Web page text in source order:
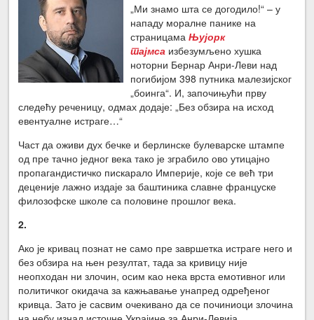
„Ми знамо шта се догодило!“ – у
нападу моралне панике на
страницамаЊујорк
тајмса избезумљено хушка
ноторни Бернар Анри-Леви над
погибијом 398 путника малезијског
„боинга“. И, започињући прву
следећу реченицу, одмах додаје: „Без обзира на исход
евентуалне истраге…“
Част да оживи дух бечке и берлинске булеварске штампе
од пре тачно једног века тако је зграбило ово утицајно
пропагандистичко пискарало Империје, које се већ три
деценије лажно издаје за баштиника славне француске
филозофске школе са половине прошлог века.
2.
Ако је кривац познат не само пре завршетка истраге него и
без обзира на њен резултат, тада за кривицу није
неопходан ни злочин, осим као нека врста емотивног или
политичког окидача за кажњавање унапред одређеног
кривца. Зато је сасвим очекивано да се починиоци злочина